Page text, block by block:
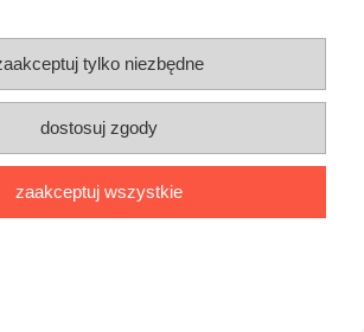
© 2018 EGADJET.PL
pełną wersję strony
tylko niezbędne
dostosuj zgody
zaakceptuj wszystkie